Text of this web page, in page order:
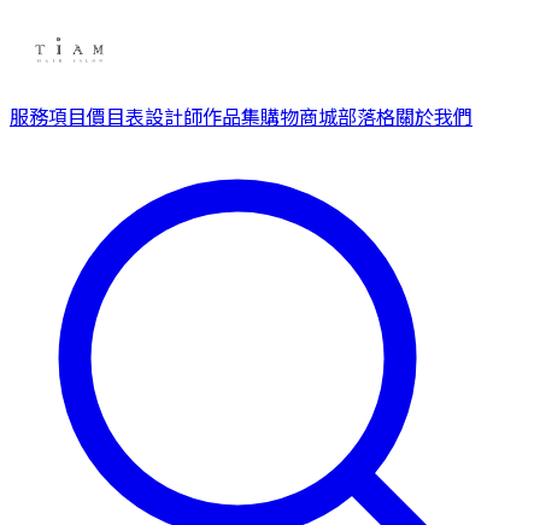
服務項目價目表設計師作品集購物商城部落格關於我們